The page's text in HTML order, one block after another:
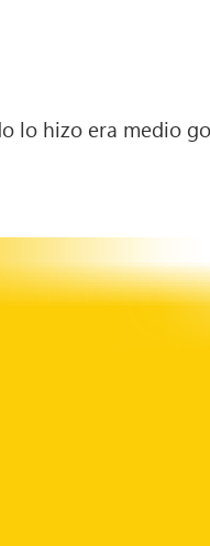
lo hizo era medio